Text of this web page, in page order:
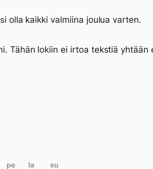
olla kaikki valmiina joulua varten.
Tähän lokiin ei irtoa tekstiä yhtään
pe la su